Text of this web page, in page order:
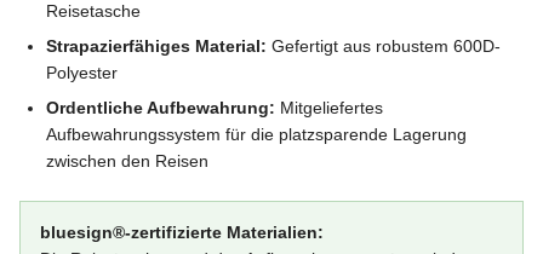
Reisetasche
Strapazierfähiges Material: Gefertigt aus robustem 600D-
Polyester
Ordentliche Aufbewahrung: Mitgeliefertes
Aufbewahrungssystem für die platzsparende Lagerung
zwischen den Reisen
bluesign®-zertifizierte Materialien: